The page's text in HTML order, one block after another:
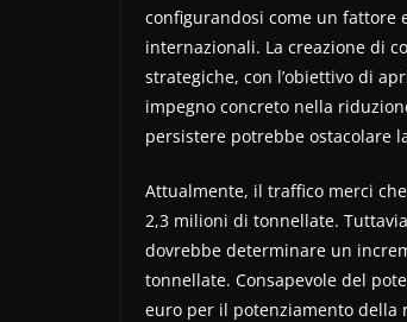
configurandosi come un fattore
internazionali. La creazione di
strategiche, con l’obiettivo di
impegno concreto nella
persistere potrebbe ostacolare
Attualmente, il traffico merci
2,3 milioni di tonnellate.
dovrebbe determinare un
tonnellate. Consapevole del
euro per il potenziamento della